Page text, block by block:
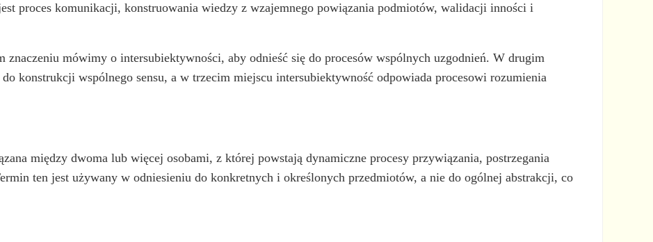
proces komunikacji, konstruowania wiedzy z wzajemnego powiązania podmiotów, walidacji inności i
znaczeniu mówimy o intersubiektywności, aby odnieść się do procesów wspólnych uzgodnień. W drugim
konstrukcji wspólnego sensu, a w trzecim miejscu intersubiektywność odpowiada procesowi rozumienia
między dwoma lub więcej osobami, z której powstają dynamiczne procesy przywiązania, postrzegania
ten jest używany w odniesieniu do konkretnych i określonych przedmiotów, a nie do ogólnej abstrakcji, co